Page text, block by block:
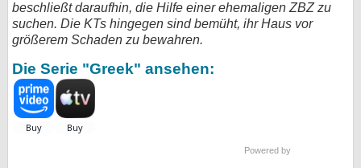
beschließt daraufhin, die Hilfe einer ehemaligen ZBZ zu
suchen. Die KTs hingegen sind bemüht, ihr Haus vor
größerem Schaden zu bewahren.
Die Serie "Greek" ansehen:
Powered by
Veranstaltungen
KULTUR
Specials